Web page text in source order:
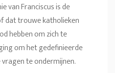
van Franciscus is de
dat trouwe katholieken
hebben om zich te
om het gedefinieerde
te ondermijnen.